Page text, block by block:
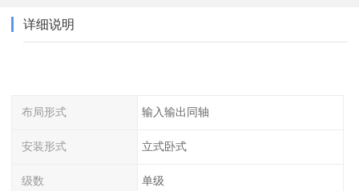
详细说明
布局形式 输入输出同轴
安装形式 立式卧式
级数 单级